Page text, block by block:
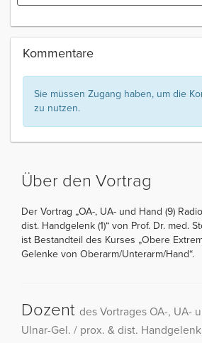
Kommentare
Sie müssen Zugang haben, um die
zu nutzen.
Über den Vortrag
Der Vortrag „OA-, UA- und Hand (9)
dist. Handgelenk (1)“ von Prof. Dr. med.
ist Bestandteil des Kurses „Obere
Gelenke von Oberarm/Unterarm/Hand“.
Dozent des Vortrages OA-, UA-
Ulnar-Gel. / prox. & dist. Handgelenk